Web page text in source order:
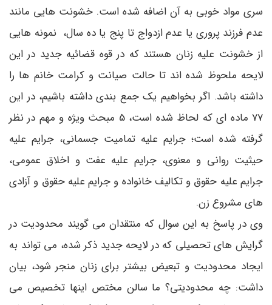
سری مواد خوبی به آن اضافه شده است. خشونت هایی مانند
عدم فرزند پروری یا عدم ازدواج تا پنج یا ده سال، نمونه هایی
از خشونت علیه زنان هستند که در قوه قضائیه جدید در این
لایحه ملحوظ شده اند تا حالت صیانت و کرامت خانم ها را
داشته باشد. اگر بخواهیم یک جمع بندی داشته باشیم، در این
77 ماده ای که لحاظ شده است، 5 مبحث ویژه و مهم در نظر
گرفته شده است؛ جرایم علیه تمامیت جسمانی، جرایم علیه
حیثیت روانی و معنوی، جرایم علیه عفت و اخلاق عمومی،
جرایم علیه حقوق و تکالیف خانواده و جرایم علیه حقوق و آزادی
های مشروع زن.
وی در پاسخ به این سوال که منتقدان می گویند محدودیت در
گرایش های تحصیلی که در لایحه جدید ذکر شده، می تواند به
ایجاد محدودیت و تبعیض بیشتر برای زنان منجر شود، بیان
داشت: چه محدودیتی؟ ما سالن مختص اینها تخصیص می